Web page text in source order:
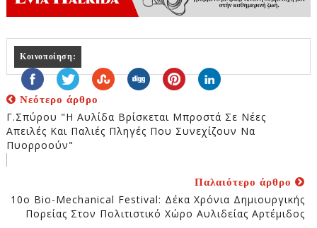
Κοινοποίηση:
Νεότερο άρθρο
Γ.Σπύρου "Η Αυλίδα Βρίσκεται Μπροστά Σε Νέες
Απειλές Και Παλιές Πληγές Που Συνεχίζουν Να
Πυορροούν"
Παλαιότερο άρθρο
10ο Bio-Mechanical Festival: Δέκα Χρόνια Δημιουργικής
Πορείας Στον Πολιτιστικό Χώρο Αυλιδείας Αρτέμιδος